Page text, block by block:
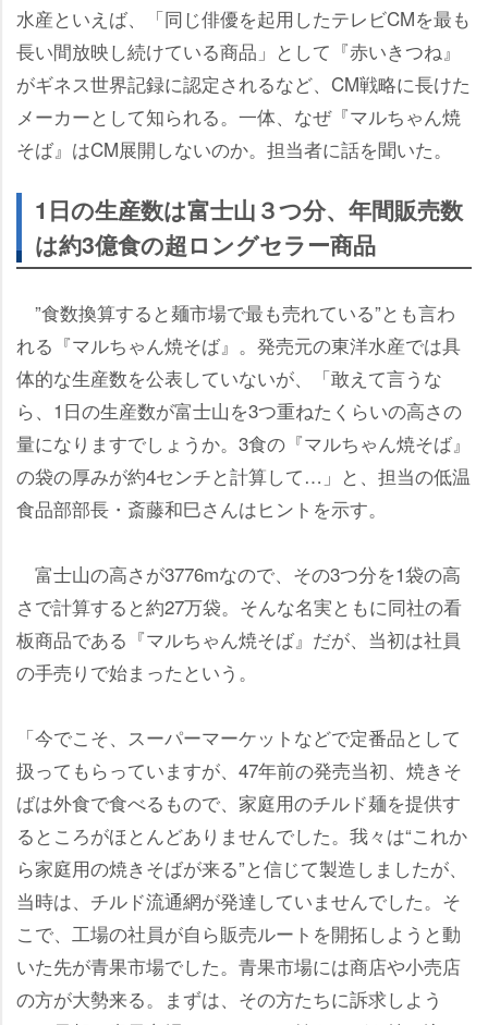
水産といえば、「同じ俳優を起用したテレビCMを最も
長い間放映し続けている商品」として『赤いきつね』
がギネス世界記録に認定されるなど、CM戦略に長けた
メーカーとして知られる。一体、なぜ『マルちゃん焼
そば』はCM展開しないのか。担当者に話を聞いた。
1日の生産数は富士山３つ分、年間販売数
は約3億食の超ロングセラー商品
”食数換算すると麺市場で最も売れている”とも言わ
れる『マルちゃん焼そば』。発売元の東洋水産では具
体的な生産数を公表していないが、「敢えて言うな
ら、1日の生産数が富士山を3つ重ねたくらいの高さの
量になりますでしょうか。3食の『マルちゃん焼そば』
の袋の厚みが約4センチと計算して…」と、担当の低温
食品部部長・斎藤和巳さんはヒントを示す。
富士山の高さが3776mなので、その3つ分を1袋の高
さで計算すると約27万袋。そんな名実ともに同社の看
板商品である『マルちゃん焼そば』だが、当初は社員
の手売りで始まったという。
「今でこそ、スーパーマーケットなどで定番品として
扱ってもらっていますが、47年前の発売当初、焼きそ
ばは外食で食べるもので、家庭用のチルド麺を提供す
るところがほとんどありませんでした。我々は“これか
ら家庭用の焼きそばが来る”と信じて製造しましたが、
当時は、チルド流通網が発達していませんでした。そ
こで、工場の社員が自ら販売ルートを開拓しようと動
いた先が青果市場でした。青果市場には商店や小売店
の方が大勢来る。まずは、その方たちに訴求しよう